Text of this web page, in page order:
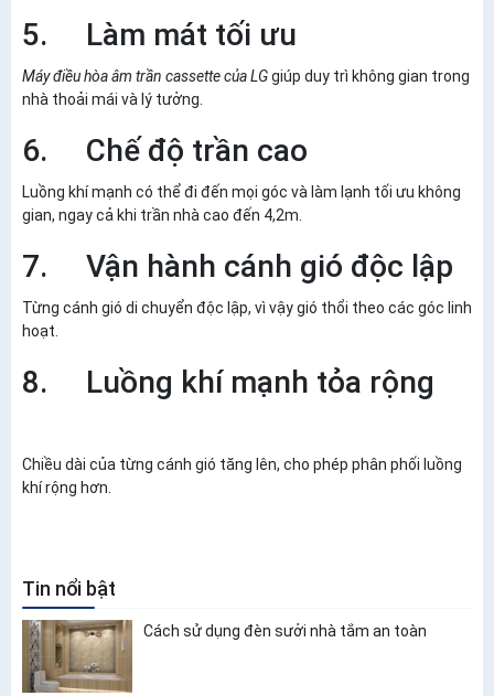
5. Làm mát tối ưu
Máy điều hòa âm trần cassette của LGgiúp duy trì không gian trong
nhà thoải mái và lý tưởng.
6. Chế độ trần cao
Luồng khí mạnh có thể đi đến mọi góc và làm lạnh tối ưu không
gian, ngay cả khi trần nhà cao đến 4,2m.
7. Vận hành cánh gió độc lập
Từng cánh gió di chuyển độc lập, vì vậy gió thổi theo các góc linh
hoạt.
8. Luồng khí mạnh tỏa rộng
Chiều dài của từng cánh gió tăng lên, cho phép phân phối luồng
khí rộng hơn.
Tin nổi bật
Cách sử dụng đèn sưởi nhà tắm an toàn